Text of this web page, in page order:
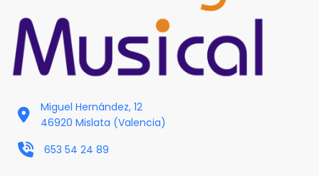
Miguel Hernández, 12
46920 Mislata (Valencia)
653 54 24 89